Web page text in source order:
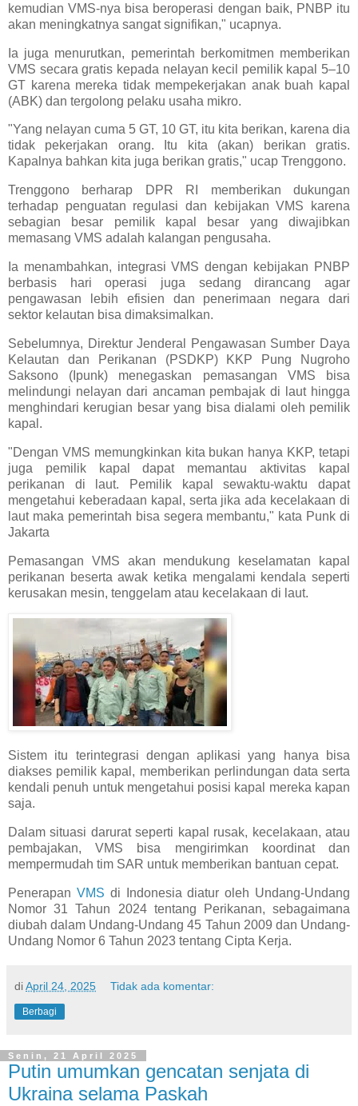
kemudian VMS-nya bisa beroperasi dengan baik, PNBP itu
akan meningkatnya sangat signifikan," ucapnya.
Ia juga menurutkan, pemerintah berkomitmen memberikan
VMS secara gratis kepada nelayan kecil pemilik kapal 5–10
GT karena mereka tidak mempekerjakan anak buah kapal
(ABK) dan tergolong pelaku usaha mikro.
"Yang nelayan cuma 5 GT, 10 GT, itu kita berikan, karena dia
tidak pekerjakan orang. Itu kita (akan) berikan gratis.
Kapalnya bahkan kita juga berikan gratis," ucap Trenggono.
Trenggono berharap DPR RI memberikan dukungan
terhadap penguatan regulasi dan kebijakan VMS karena
sebagian besar pemilik kapal besar yang diwajibkan
memasang VMS adalah kalangan pengusaha.
Ia menambahkan, integrasi VMS dengan kebijakan PNBP
berbasis hari operasi juga sedang dirancang agar
pengawasan lebih efisien dan penerimaan negara dari
sektor kelautan bisa dimaksimalkan.
Sebelumnya, Direktur Jenderal Pengawasan Sumber Daya
Kelautan dan Perikanan (PSDKP) KKP Pung Nugroho
Saksono (Ipunk) menegaskan pemasangan VMS bisa
melindungi nelayan dari ancaman pembajak di laut hingga
menghindari kerugian besar yang bisa dialami oleh pemilik
kapal.
"Dengan VMS memungkinkan kita bukan hanya KKP, tetapi
juga pemilik kapal dapat memantau aktivitas kapal
perikanan di laut. Pemilik kapal sewaktu-waktu dapat
mengetahui keberadaan kapal, serta jika ada kecelakaan di
laut maka pemerintah bisa segera membantu," kata Punk di
Jakarta
Pemasangan VMS akan mendukung keselamatan kapal
perikanan beserta awak ketika mengalami kendala seperti
kerusakan mesin, tenggelam atau kecelakaan di laut.
Sistem itu terintegrasi dengan aplikasi yang hanya bisa
diakses pemilik kapal, memberikan perlindungan data serta
kendali penuh untuk mengetahui posisi kapal mereka kapan
saja.
Dalam situasi darurat seperti kapal rusak, kecelakaan, atau
pembajakan, VMS bisa mengirimkan koordinat dan
mempermudah tim SAR untuk memberikan bantuan cepat.
Penerapan VMS di Indonesia diatur oleh Undang-Undang
Nomor 31 Tahun 2024 tentang Perikanan, sebagaimana
diubah dalam Undang-Undang 45 Tahun 2009 dan Undang-
Undang Nomor 6 Tahun 2023 tentang Cipta Kerja.
diApril 24, 2025 Tidak ada komentar:
Berbagi
Senin, 21 April 2025
Putin umumkan gencatan senjata di
Ukraina selama Paskah